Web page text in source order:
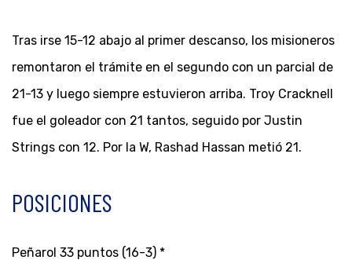
Tras irse 15-12 abajo al primer descanso, los misioneros
remontaron el trámite en el segundo con un parcial de
21-13 y luego siempre estuvieron arriba. Troy Cracknell
fue el goleador con 21 tantos, seguido por Justin
Strings con 12. Por la W, Rashad Hassan metió 21.
POSICIONES
Peñarol 33 puntos (16-3) *